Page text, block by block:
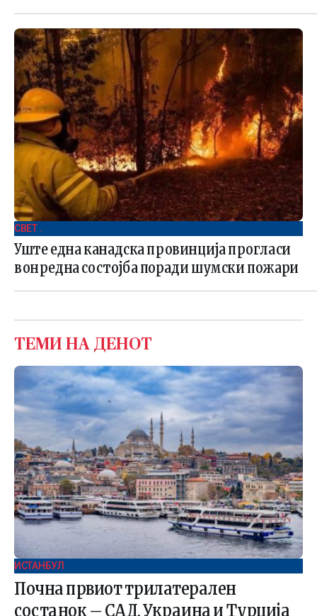
СВЕТ .
Уште една канадска провинција прогласи
вонредна состојба поради шумски пожари
ТЕМИ НА ДЕНОТ
ИСТАНБУЛ
Почна првиот трилатерален
состанок – САД, Украина и Турција